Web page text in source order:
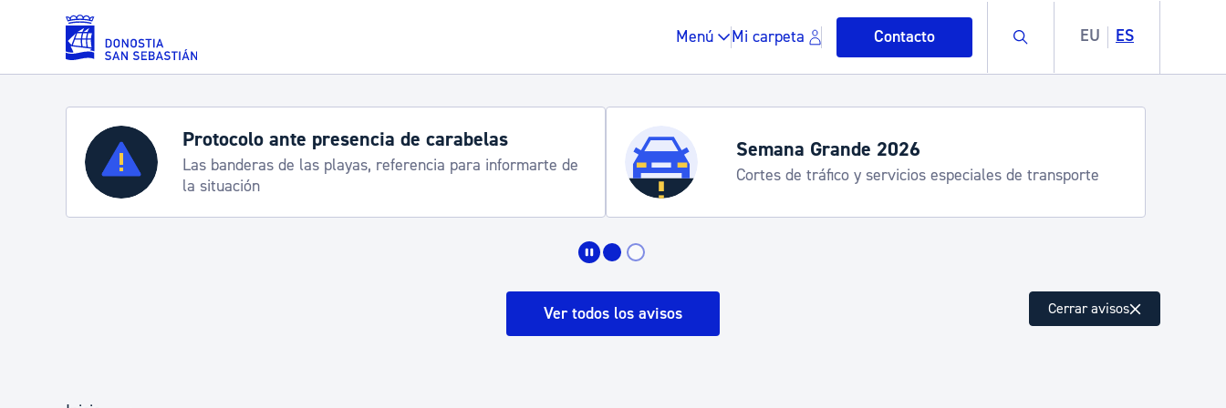
Saltar al contenido principal
Menú Mi carpeta Contacto Buscar EU ES
Servicios
Padrón y asuntos personales
Espacio público, residuos y medioambiente
Protocolo ante presencia de carabelas
Las banderas de las playas, referencia para informarte de
la situación
Semana Grande 2026
Cortes de tráfico y servicios especiales de transporte
Ver todos los avisos Cerrar avisos